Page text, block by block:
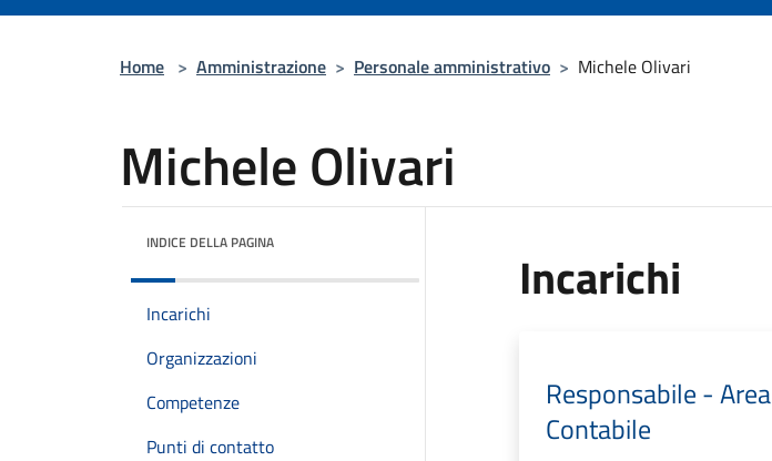
Home > Amministrazione > Personale amministrativo > Michele Olivari
Michele Olivari
INDICE DELLA PAGINA
Incarichi
Organizzazioni
Competenze
Punti di contatto
Incarichi
Responsabile - Area
Contabile